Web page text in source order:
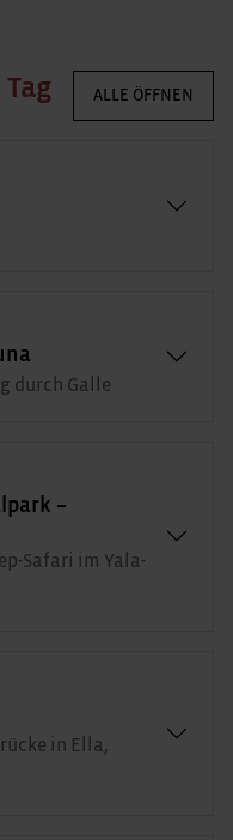
ALLE ÖFFNEN
durch Galle
–
Safari im Yala-
in Ella,